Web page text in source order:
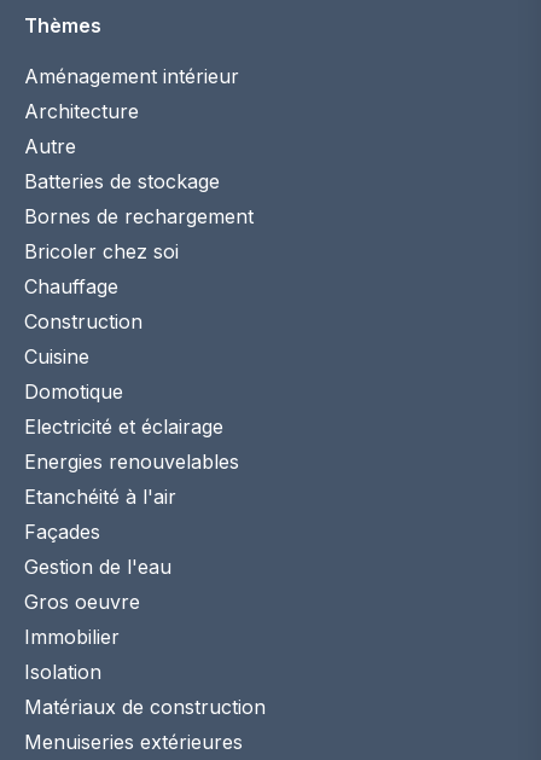
Thèmes
Aménagement intérieur
Architecture
Autre
Batteries de stockage
Bornes de rechargement
Bricoler chez soi
Chauffage
Construction
Cuisine
Domotique
Electricité et éclairage
Energies renouvelables
Etanchéité à l'air
Façades
Gestion de l'eau
Gros oeuvre
Immobilier
Isolation
Matériaux de construction
Menuiseries extérieures